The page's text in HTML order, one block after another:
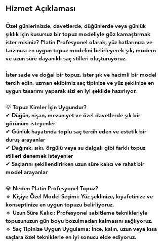
Hizmet Açıklaması
Özel günlerinizde, davetlerde, düğünlerde veya günlük
şıklık için kusursuz bir topuz modeliyle göz kamaştırmak
ister misiniz? Platin Profesyonel olarak, yüz hatlarınıza ve
tarzınıza en uygun topuz modelini belirleyerek şık, modern
ve uzun süre dayanıklı saç stilleri oluşturuyoruz.
İster sade ve doğal bir topuz, ister şık ve hacimli bir model
tercih edin, uzman ekibimiz saç tipinize ve yüz şeklinize en
uygun tasarımı yaparak sizi en iyi şekilde hazırlıyor.
💡 Topuz Kimler İçin Uygundur?
✔ Düğün, nişan, mezuniyet ve özel davetlerde şık bir
görünüm isteyenler
✔ Günlük hayatında toplu saç tercih eden ve estetik bir
duruş arayanlar
✔ Dağınık, sıkı, örgülü veya su dalgalı gibi farklı topuz
stilleri denemek isteyenler
✔ Saçlarını şekillendirirken uzun süre kalıcı ve rahat bir
model arayanlar
💎 Neden Platin Profesyonel Topuz?
🔹 Kişiye Özel Model Seçimi: Yüz şeklinize, kıyafetinize ve
konseptinize en uygun topuzu belirliyoruz.
🔹 Uzun Süre Kalıcı: Profesyonel sabitleme teknikleriyle
topuzunuzun gün boyu bozulmadan kalmasını sağlıyoruz.
🔹 Saç Tipinize Uygun Uygulama: İnce, kalın, uzun veya kısa
saçlara özel tekniklerle en iyi sonucu elde ediyoruz.